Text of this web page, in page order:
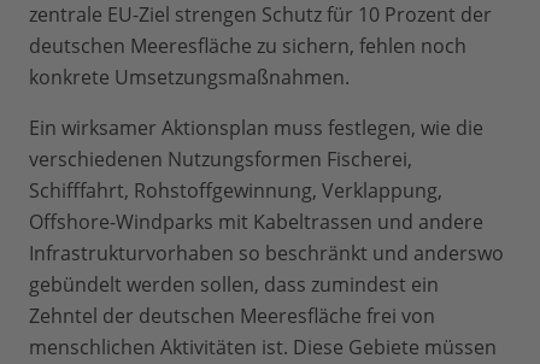
zentrale EU-Ziel strengen Schutz für 10 Prozent der
deutschen Meeresfläche zu sichern, fehlen noch
konkrete Umsetzungsmaßnahmen.
Ein wirksamer Aktionsplan muss festlegen, wie die
verschiedenen Nutzungsformen Fischerei,
Schifffahrt, Rohstoffgewinnung, Verklappung,
Offshore-Windparks mit Kabeltrassen und andere
Infrastrukturvorhaben so beschränkt und anderswo
gebündelt werden sollen, dass zumindest ein
Zehntel der deutschen Meeresfläche frei von
menschlichen Aktivitäten ist. Diese Gebiete müssen